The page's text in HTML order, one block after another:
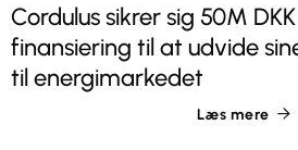
Cordulus sikrer sig 50M
finansiering til at udvide
til energimarkedet
Læs mere 